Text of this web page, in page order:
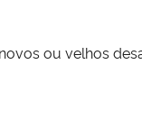
ou velhos